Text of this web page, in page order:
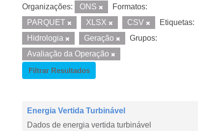
Organizações: ONS
Formatos:
PARQUET
XLSX CSV
Etiquetas:
Hidrologia
Geração
Grupos:
Avaliação da Operação
Filtrar Resultados
Energia Vertida Turbinável
Dados de energia vertida turbinável